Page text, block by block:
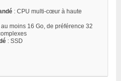
: CPU multi-cœur à haute
au moins 16 Go, de préférence 32
: SSD